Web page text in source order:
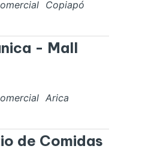
Copiapó
- Mall
Arica
de Comidas